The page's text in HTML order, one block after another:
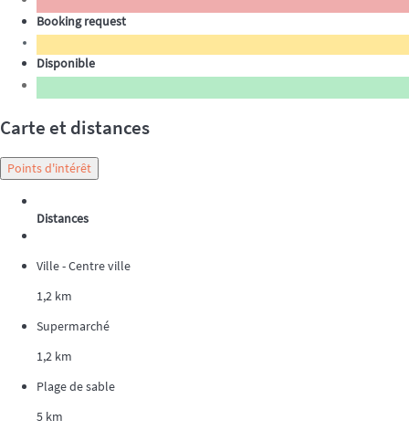
Booking request
Disponible
Carte et distances
Points d'intérêt
Distances
Ville - Centre ville
1,2 km
Supermarché
1,2 km
Plage de sable
5 km